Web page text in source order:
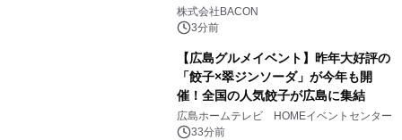
催！
株式会社BACON
3分前
【広島グルメイベント】昨年大好評の
「餃子×翠ジンソーダ」が今年も開
催！全国の人気餃子が広島に集結
広島ホームテレビ HOMEイベントセンター
33分前